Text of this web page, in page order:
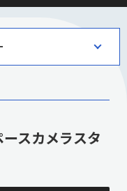
スカメラスタ